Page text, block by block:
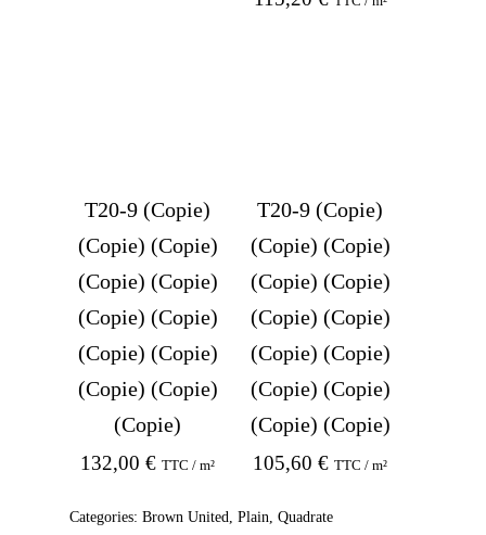
T20-9 (Copie)
(Copie) (Copie)
(Copie) (Copie)
(Copie) (Copie)
(Copie) (Copie)
(Copie) (Copie)
(Copie)
132,00€ TTC / m²
T20-9 (Copie)
(Copie) (Copie)
(Copie) (Copie)
(Copie) (Copie)
(Copie) (Copie)
(Copie) (Copie)
(Copie) (Copie)
105,60€ TTC / m²
Categories: Brown United, Plain, Quadrate